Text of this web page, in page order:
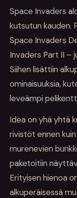
Space Invaders
kutsutun kauden.
Space Invaders
Invaders Part II –
Siihen lisättiin
ominaisuuksia,
leveämpi
Idea on yhä yhtä
rivistöt ennen
murenevien
paketoitiin
Erityisen hienoa
alkuperäisessä